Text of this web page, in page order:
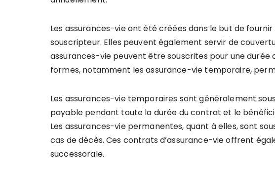
Les assurances-vie ont été créées dans le but de
souscripteur. Elles peuvent également servir de
assurances-vie peuvent être souscrites pour une
formes, notamment les assurance-vie temporaire,
Les assurances-vie temporaires sont généralement
payable pendant toute la durée du contrat et le
Les assurances-vie permanentes, quant à elles, sont
cas de décès. Ces contrats d’assurance-vie offrent
successorale.